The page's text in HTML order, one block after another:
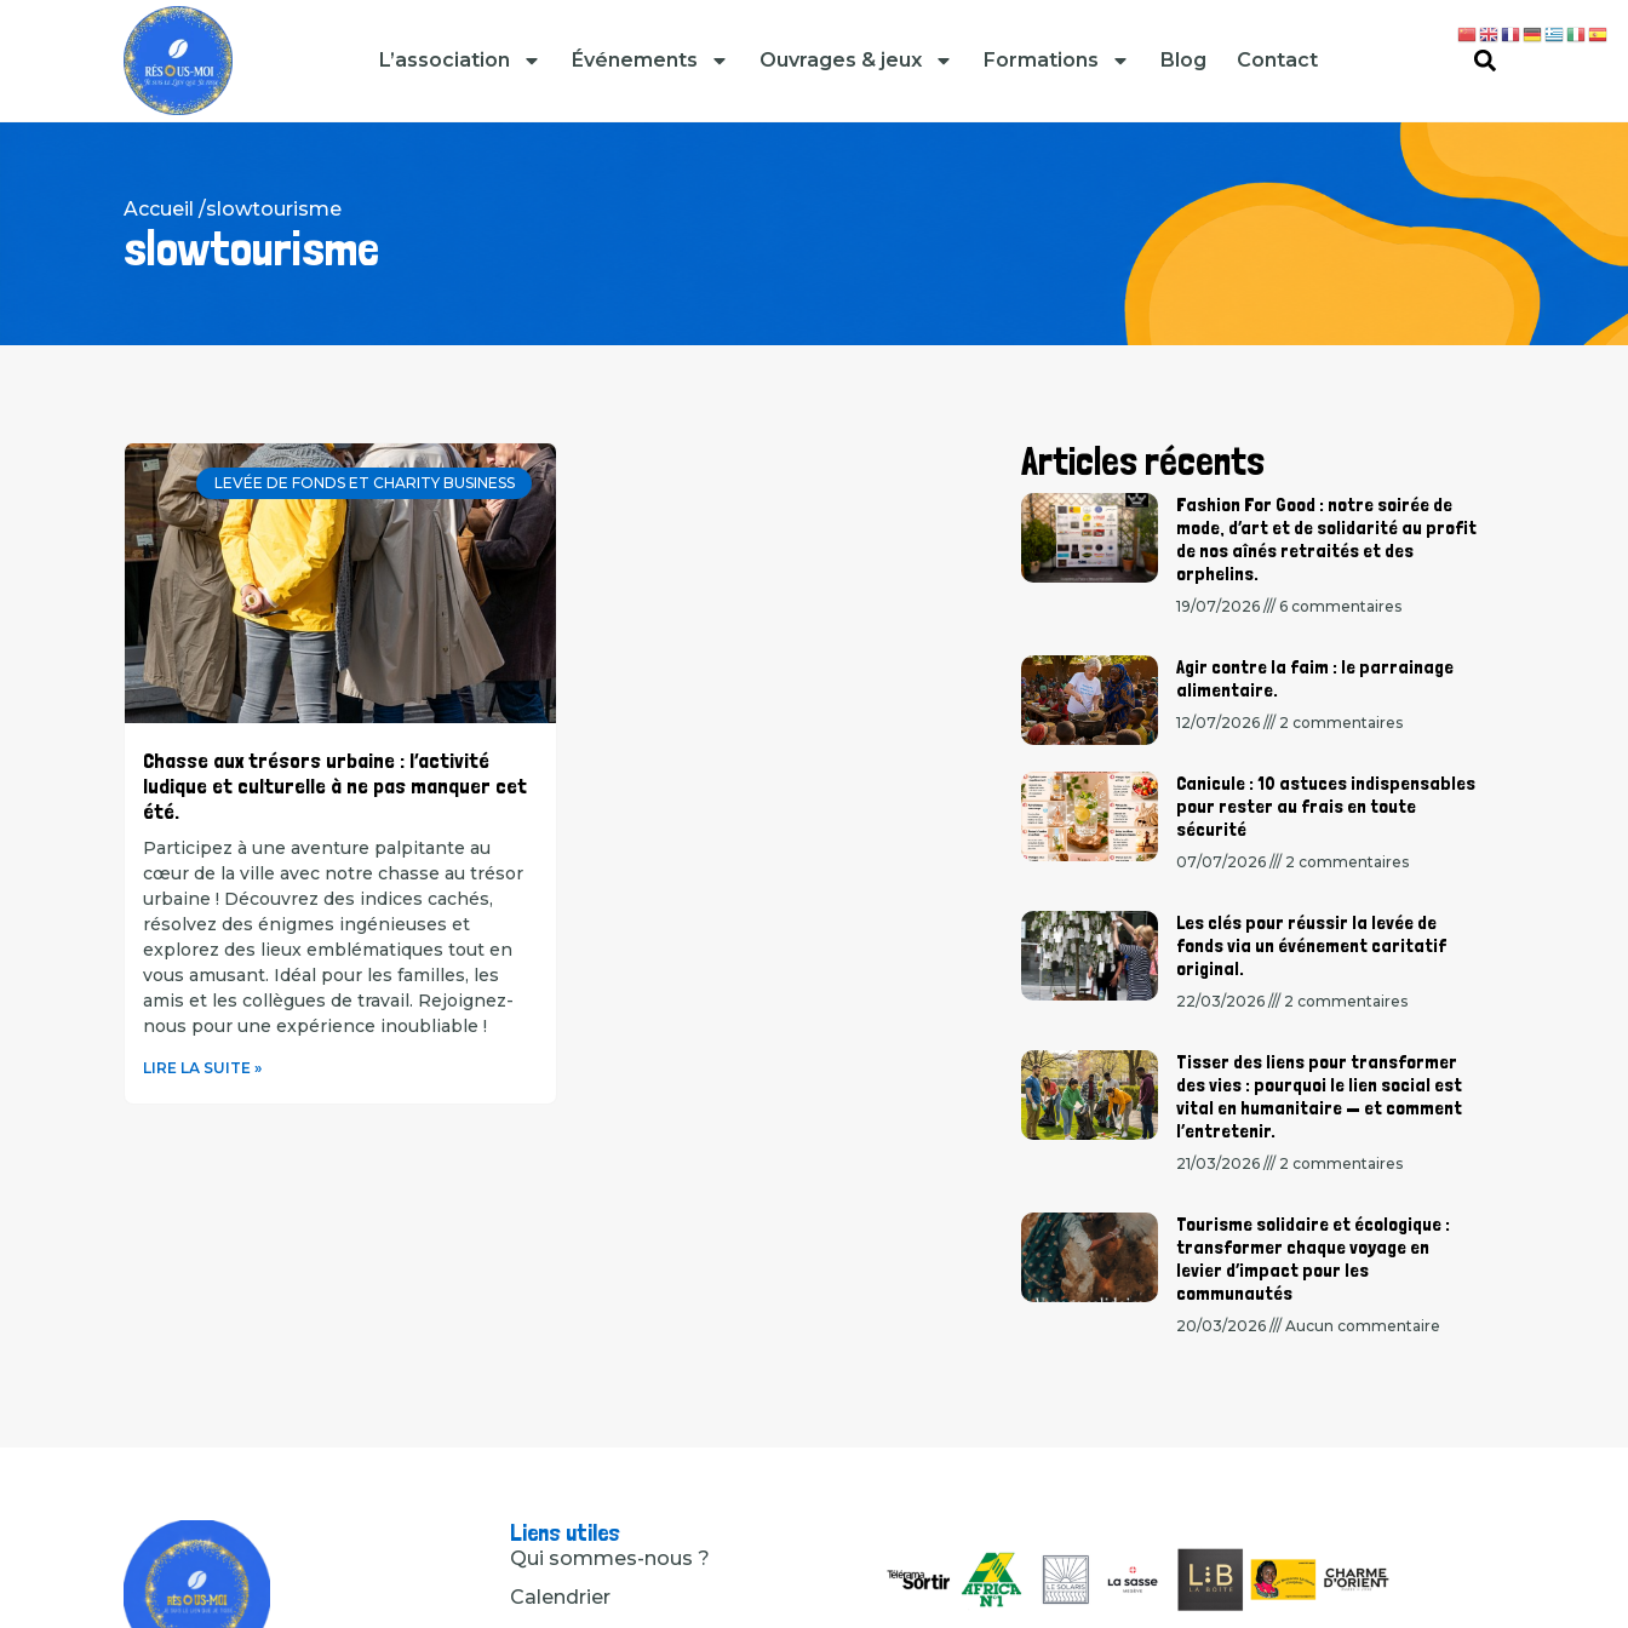
L’association Événements Ouvrages & jeux Formations Blog Contact
Accueil /slowtourisme
slowtourisme
LEVÉE DE FONDS ET CHARITY BUSINESS
Chasse aux trésors urbaine : l’activité
ludique et culturelle à ne pas manquer cet
été.
Participez à une aventure palpitante au
cœur de la ville avec notre chasse au trésor
urbaine ! Découvrez des indices cachés,
résolvez des énigmes ingénieuses et
explorez des lieux emblématiques tout en
vous amusant. Idéal pour les familles, les
amis et les collègues de travail. Rejoignez-
nous pour une expérience inoubliable !
LIRE LA SUITE »
Articles récents
Fashion For Good : notre soirée de
mode, d’art et de solidarité au profit
de nos aînés retraités et des
orphelins.
19/07/2026 6 commentaires
Agir contre la faim : le parrainage
alimentaire.
12/07/2026 2 commentaires
Canicule : 10 astuces indispensables
pour rester au frais en toute
sécurité
07/07/2026 2 commentaires
Les clés pour réussir la levée de
fonds via un événement caritatif
original.
22/03/2026 2 commentaires
Tisser des liens pour transformer
des vies : pourquoi le lien social est
vital en humanitaire — et comment
l’entretenir.
21/03/2026 2 commentaires
Tourisme solidaire et écologique :
transformer chaque voyage en
levier d’impact pour les
communautés
20/03/2026 Aucun commentaire
Liens utiles
Qui sommes-nous ?
Calendrier